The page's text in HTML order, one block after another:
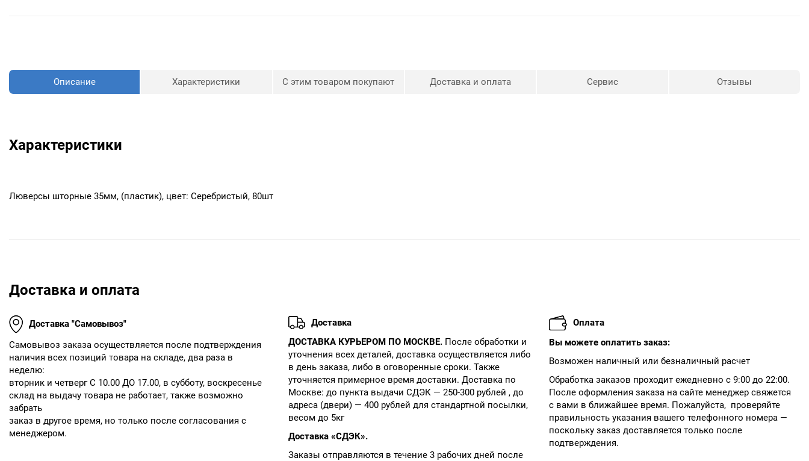
Описание Характеристики С этим товаром покупают Доставка и оплата Сервис Отзывы
Характеристики
Люверсы шторные 35мм, (пластик), цвет: Серебристый, 80шт
Доставка и оплата
Доставка "Самовывоз"
Cамовывоз заказа осуществляется после подтверждения
наличия всех позиций товара на складе, два раза в
неделю:
вторник и четверг С 10.00 ДО 17.00, в субботу, воскресенье
склад на выдачу товара не работает, также возможно
забрать
заказ в другое время, но только после согласования с
менеджером.
Доставка
ДОСТАВКА КУРЬЕРОМ ПО МОСКВЕ.После обработки и
уточнения всех деталей, доставка осуществляется либо
в день заказа, либо в оговоренные сроки. Также
уточняется примерное время доставки. Доставка по
Москве: до пункта выдачи СДЭК — 250-300 рублей , до
адреса (двери) — 400 рублей для стандартной посылки,
весом до 5кг
Доставка «СДЭК».
Заказы отправляются в течение 3 рабочих дней после
Оплата
Вы можете оплатить заказ:
Возможен наличный или безналичный расчет
Обработка заказов проходит ежедневно с 9:00 до 22:00.
После оформления заказа на сайте менеджер свяжется
с вами в ближайшее время. Пожалуйста, проверяйте
правильность указания вашего телефонного номера —
поскольку заказ доставляется только после
подтверждения.